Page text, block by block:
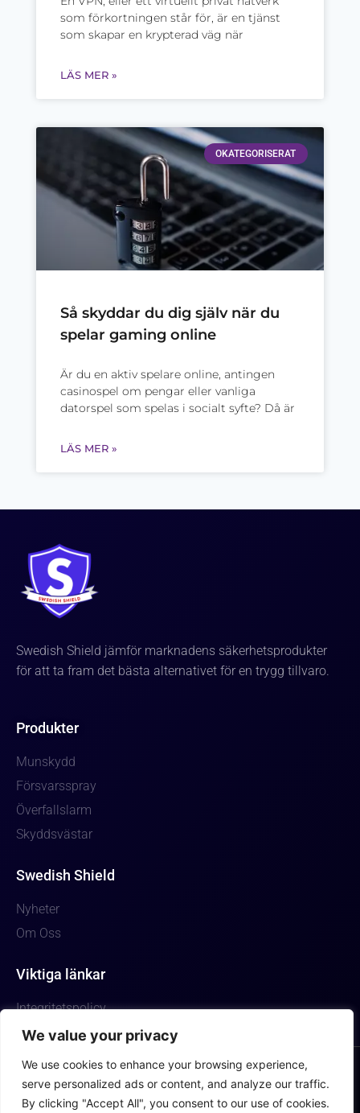
We value your privacy
We use cookies to enhance your browsing experience,
serve personalized ads or content, and analyze our traffic.
By clicking "Accept All", you consent to our use of cookies.
som förkortningen står för, är en tjänst
som skapar en krypterad väg när
LÄS MER »
OKATEGORISERAT
Så skyddar du dig själv när du
spelar gaming online
Är du en aktiv spelare online, antingen
casinospel om pengar eller vanliga
datorspel som spelas i socialt syfte? Då är
LÄS MER »
Swedish Shield jämför marknadens säkerhetsprodukter
för att ta fram det bästa alternativet för en trygg tillvaro.
Produkter
Munskydd
Försvarsspray
Överfallslarm
Skyddsvästar
Swedish Shield
Nyheter
Om Oss
Viktiga länkar
Integritetspolicy
Swedishshield.se deltar i Amazon Associates Program, ett affiliate-